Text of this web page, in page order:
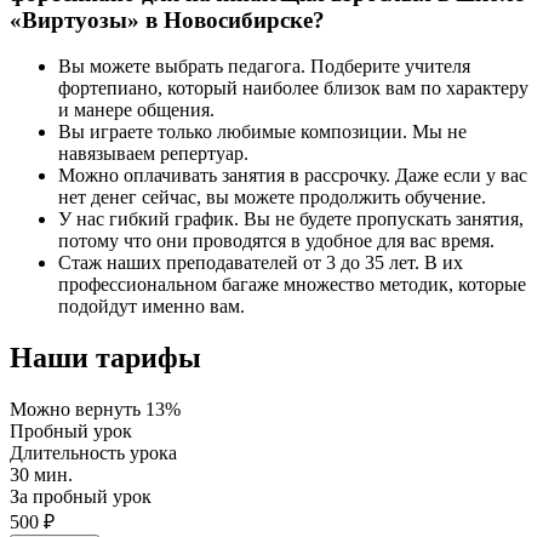
«Виртуозы» в Новосибирске?
Вы можете выбрать педагога. Подберите учителя
фортепиано, который наиболее близок вам по характеру
и манере общения.
Вы играете только любимые композиции. Мы не
навязываем репертуар.
Можно оплачивать занятия в рассрочку. Даже если у вас
нет денег сейчас, вы можете продолжить обучение.
У нас гибкий график. Вы не будете пропускать занятия,
потому что они проводятся в удобное для вас время.
Стаж наших преподавателей от 3 до 35 лет. В их
профессиональном багаже множество методик, которые
подойдут именно вам.
Наши тарифы
Можно вернуть 13%
Пробный урок
Длительность урока
30 мин.
За пробный урок
500 ₽